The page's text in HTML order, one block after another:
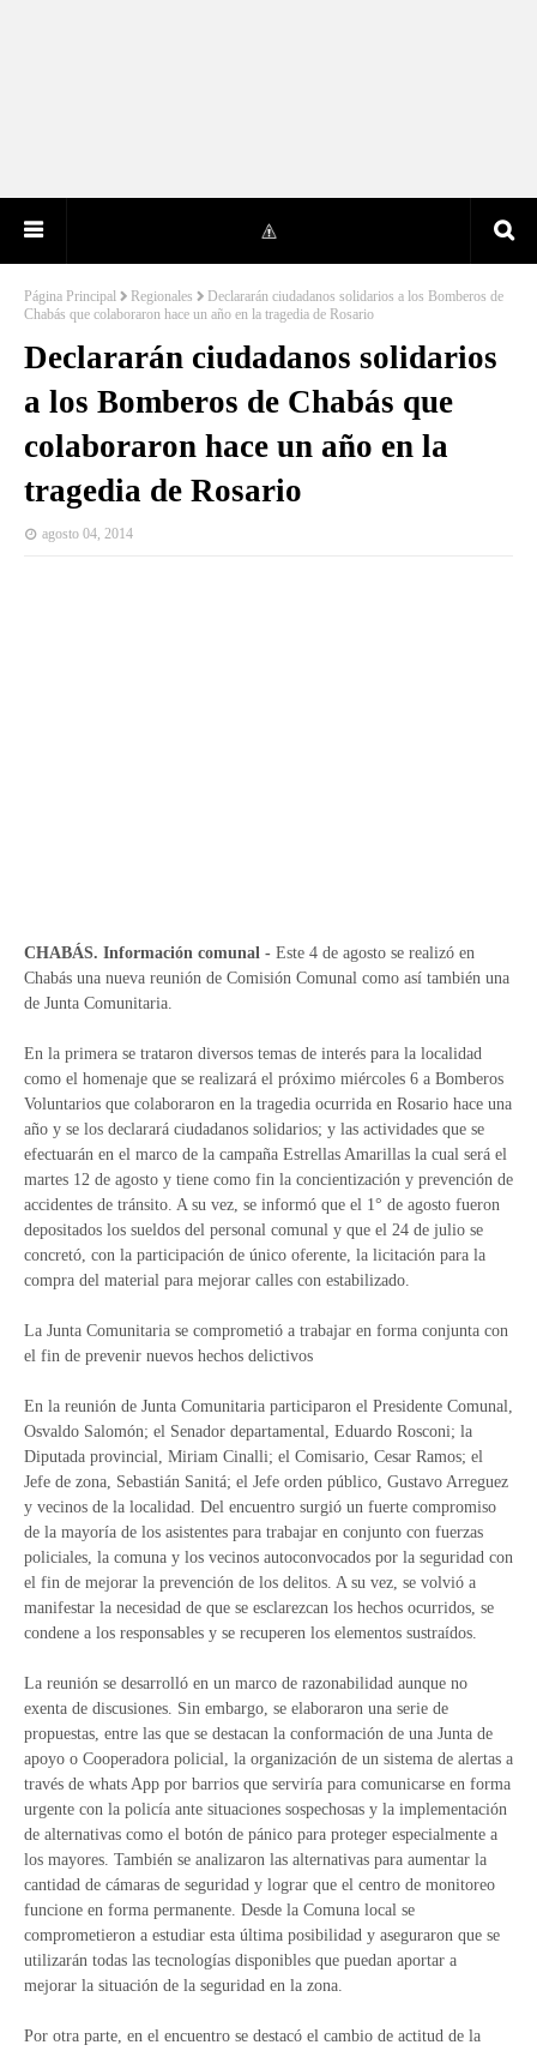
Página Principal Regionales
Declararán ciudadanos solidarios a los Bomberos de
Chabás que colaboraron hace un año en la tragedia de Rosario
Declararán ciudadanos solidarios
a los Bomberos de Chabás que
colaboraron hace un año en la
tragedia de Rosario
agosto 04, 2014
CHABÁS. Información comunal - Este 4 de agosto se realizó en
Chabás una nueva reunión de Comisión Comunal como así también una
de Junta Comunitaria.
En la primera se trataron diversos temas de interés para la localidad
como el homenaje que se realizará el próximo miércoles 6 a Bomberos
Voluntarios que colaboraron en la tragedia ocurrida en Rosario hace una
año y se los declarará ciudadanos solidarios; y las actividades que se
efectuarán en el marco de la campaña Estrellas Amarillas la cual será el
martes 12 de agosto y tiene como fin la concientización y prevención de
accidentes de tránsito. A su vez, se informó que el 1° de agosto fueron
depositados los sueldos del personal comunal y que el 24 de julio se
concretó, con la participación de único oferente, la licitación para la
compra del material para mejorar calles con estabilizado.
La Junta Comunitaria se comprometió a trabajar en forma conjunta con
el fin de prevenir nuevos hechos delictivos
En la reunión de Junta Comunitaria participaron el Presidente Comunal,
Osvaldo Salomón; el Senador departamental, Eduardo Rosconi; la
Diputada provincial, Miriam Cinalli; el Comisario, Cesar Ramos; el
Jefe de zona, Sebastián Sanitá; el Jefe orden público, Gustavo Arreguez
y vecinos de la localidad. Del encuentro surgió un fuerte compromiso
de la mayoría de los asistentes para trabajar en conjunto con fuerzas
policiales, la comuna y los vecinos autoconvocados por la seguridad con
el fin de mejorar la prevención de los delitos. A su vez, se volvió a
manifestar la necesidad de que se esclarezcan los hechos ocurridos, se
condene a los responsables y se recuperen los elementos sustraídos.
La reunión se desarrolló en un marco de razonabilidad aunque no
exenta de discusiones. Sin embargo, se elaboraron una serie de
propuestas, entre las que se destacan la conformación de una Junta de
apoyo o Cooperadora policial, la organización de un sistema de alertas a
través de whats App por barrios que serviría para comunicarse en forma
urgente con la policía ante situaciones sospechosas y la implementación
de alternativas como el botón de pánico para proteger especialmente a
los mayores. También se analizaron las alternativas para aumentar la
cantidad de cámaras de seguridad y lograr que el centro de monitoreo
funcione en forma permanente. Desde la Comuna local se
comprometieron a estudiar esta última posibilidad y aseguraron que se
utilizarán todas las tecnologías disponibles que puedan aportar a
mejorar la situación de la seguridad en la zona.
Por otra parte, en el encuentro se destacó el cambio de actitud de la